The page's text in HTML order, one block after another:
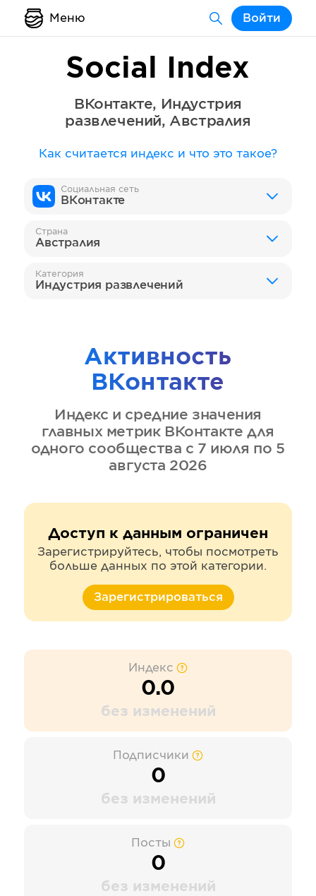
Меню Войти
Social Index
ВКонтакте, Индустрия
развлечений, Австралия
Как считается индекс и что это такое?
Социальная сеть
ВКонтакте
Страна
Австралия
Категория
Индустрия развлечений
Активность
ВКонтакте
Индекс и средние значения
главных метрик ВКонтакте для
одного сообщества с 7 июля по 5
августа 2026
Доступ к данным ограничен
Зарегистрируйтесь, чтобы посмотреть
больше данных по этой категории.
Зарегистрироваться
Индекс
0.0
без изменений
Подписчики
0
без изменений
Посты
0
без изменений